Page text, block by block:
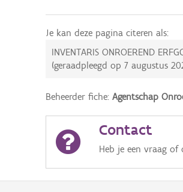
Je kan deze pagina citeren als:
INVENTARIS ONROEREND
(geraadpleegd op7 augustus
Beheerder fiche:Agentschap
Contact
Heb je een vraag of